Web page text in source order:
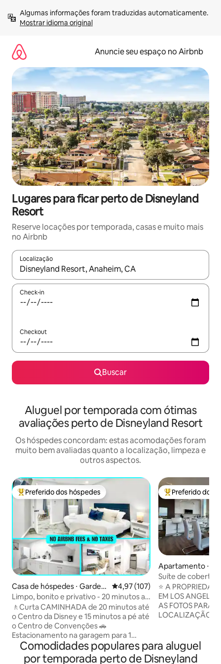
para
Mostrar idioma original
Anuncie seu espaço no Airbnb
Lugares para ficar perto de Disneyland
Resort
Reserve locações por temporada, casas e muito mais
no Airbnb
Localização
Quando os resultados estiverem disponíveis, explore-os
Check-in
Checkout
Buscar
Aluguel por temporada com ótimas
avaliações perto de Disneyland Resort
Os hóspedes concordam: estas acomodações foram
muito bem avaliadas quanto a localização, limpeza e
outros aspectos.
Entre os melhores preferidos dos hóspedes
Preferido dos hóspedes
Casa de hóspedes ⋅ Garden
Grove
4,97 de uma avaliação média de
4,97 (107)
Limpo, bonito e privativo - 20 minutos a
pé da Disney
🚶Curta CAMINHADA de 20 minutos até
o Centro da Disney e 15 minutos a pé até
o Centro de Convenções 🚗
Estacionamento na garagem para 1
carro, estacionamento na rua disponível
Máquina de🧺 lavar e secar roupa na
Entre os
Preferido dos
Apartamento ⋅
Suíte de
/ 3 banheiros
Hollywood]
⭐️ A
EM LOS ANGELES! ⭐️ POR FAVOR,
AS FOTOS PARA
LOCALIZAÇÃO
sua suíte de
Miami
Estacionamento
Comodidades populares para aluguel
por temporada perto de Disneyland